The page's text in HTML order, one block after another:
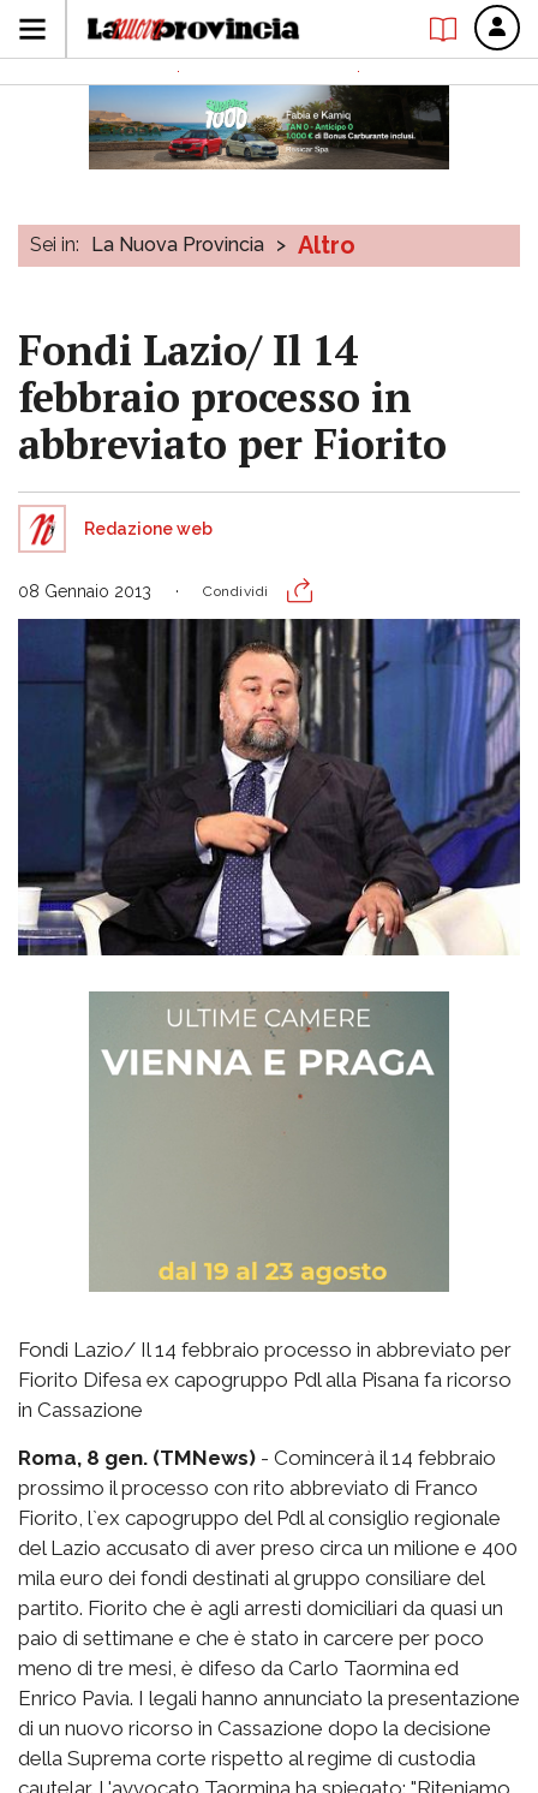
Sei in: La Nuova Provincia > Altro
Fondi Lazio/ Il 14
febbraio processo in
abbreviato per Fiorito
Redazione web
08 Gennaio 2013 Condividi
Fondi Lazio/ Il 14 febbraio processo in abbreviato per
Fiorito Difesa ex capogruppo Pdl alla Pisana fa ricorso
in Cassazione
Roma, 8 gen. (TMNews) - Comincerà il 14 febbraio
prossimo il processo con rito abbreviato di Franco
Fiorito, l`ex capogruppo del Pdl al consiglio regionale
del Lazio accusato di aver preso circa un milione e 400
mila euro dei fondi destinati al gruppo consiliare del
partito. Fiorito che è agli arresti domiciliari da quasi un
paio di settimane e che è stato in carcere per poco
meno di tre mesi, è difeso da Carlo Taormina ed
Enrico Pavia. I legali hanno annunciato la presentazione
di un nuovo ricorso in Cassazione dopo la decisione
della Suprema corte rispetto al regime di custodia
cautelar. L'avvocato Taormina ha spiegato: "Riteniamo